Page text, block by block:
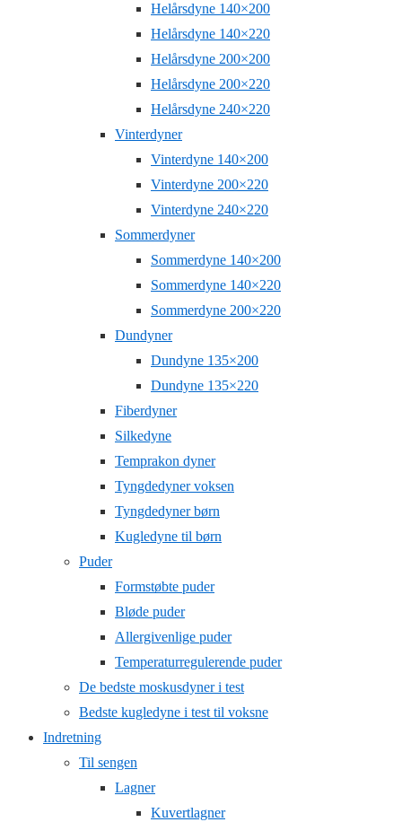
Helårsdyne 140×200
Helårsdyne 140×220
Helårsdyne 200×200
Helårsdyne 200×220
Helårsdyne 240×220
Vinterdyner
Vinterdyne 140×200
Vinterdyne 200×220
Vinterdyne 240×220
Sommerdyner
Sommerdyne 140×200
Sommerdyne 140×220
Sommerdyne 200×220
Dundyner
Dundyne 135×200
Dundyne 135×220
Fiberdyner
Silkedyne
Temprakon dyner
Tyngdedyner voksen
Tyngdedyner børn
Kugledyne til børn
Puder
Formstøbte puder
Bløde puder
Allergivenlige puder
Temperaturregulerende puder
De bedste moskusdyner i test
Bedste kugledyne i test til voksne
Indretning
Til sengen
Lagner
Kuvertlagner